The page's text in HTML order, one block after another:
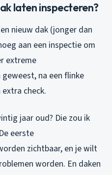
laten inspecteren?
nieuw dak (jonger dan
aan een inspectie om
extreme
na een flinke
check.
jaar oud? Die zou ik
eerste
zichtbaar, en je wilt
worden. En daken